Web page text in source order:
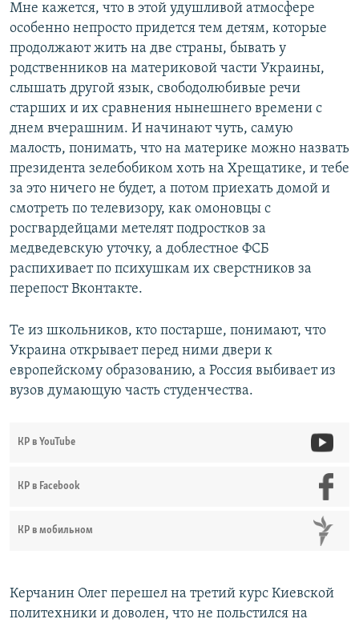
Мне кажется, что в этой удушливой атмосфере
особенно непросто придется тем детям, которые
продолжают жить на две страны, бывать у
родственников на материковой части Украины,
слышать другой язык, свободолюбивые речи
старших и их сравнения нынешнего времени с
днем вчерашним. И начинают чуть, самую
малость, понимать, что на материке можно назвать
президента зелебобиком хоть на Хрещатике, и тебе
за это ничего не будет, а потом приехать домой и
смотреть по телевизору, как омоновцы с
росгвардейцами метелят подростков за
медведевскую уточку, а доблестное ФСБ
распихивает по психушкам их сверстников за
перепост Вконтакте.
Те из школьников, кто постарше, понимают, что
Украина открывает перед ними двери к
европейскому образованию, а Россия выбивает из
вузов думающую часть студенчества.
КР в YouTube
КР в Facebook
КР в мобильном
Керчанин Олег перешел на третий курс Киевской
политехники и доволен, что не польстился на